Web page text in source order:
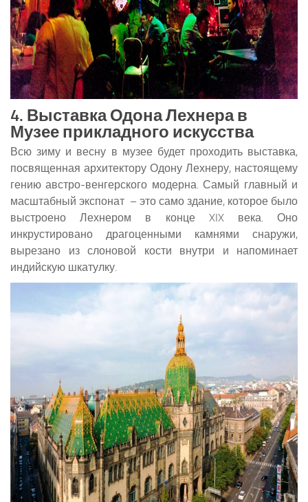
4. Выставка Одона Лехнера в
Музее прикладного искусства
Всю зиму и весну в музее будет проходить выставка,
посвященная архитектору Одону Лехнеру, настоящему
гению австро-венгерского модерна. Самый главный и
масштабный экспонат – это само здание, которое было
выстроено Лехнером в конце XIX века. Оно
инкрустировано драгоценными камнями снаружи,
вырезано из слоновой кости внутри и напоминает
индийскую шкатулку.